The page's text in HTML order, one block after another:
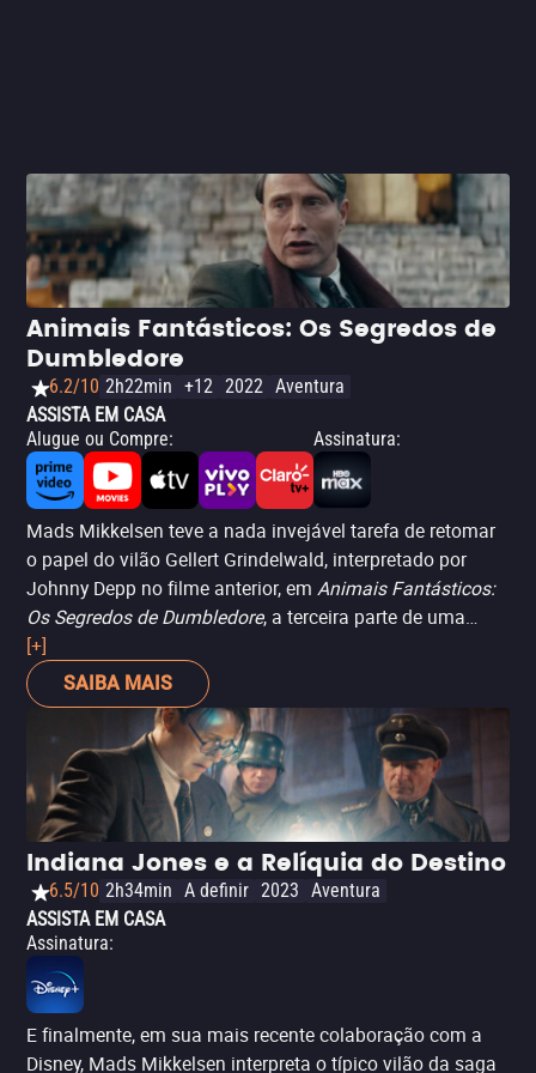
Animais Fantásticos: Os Segredos de
Dumbledore
6.2/10 2h22min +12 2022 Aventura
ASSISTA EM CASA
Alugue ou Compre: Assinatura:
Mads Mikkelsen teve a nada invejável tarefa de retomar
o papel do vilão Gellert Grindelwald, interpretado por
Johnny Depp no filme anterior, em Animais Fantásticos:
Os Segredos de Dumbledore, a terceira parte de uma
franquia cada vez menos rentável e repleta de polêmicas
(como as posturas de sua criadora, J.K. Rowling, o
escandaloso divórcio de Depp e o comportamento
problemático de Ezra Miller, outro de seus protagonistas).
Mikkelsen tem que se esforçar pouco para dotar de frieza
o personagem, mas o roteiro confuso e as polêmicas do
filme fazem deste um de seus papéis menos resgatáveis.
[+]
SAIBA MAIS
Indiana Jones e a Relíquia do Destino
6.5/10 2h34min A definir 2023 Aventura
ASSISTA EM CASA
Assinatura:
E finalmente, em sua mais recente colaboração com a
Disney, Mads Mikkelsen interpreta o típico vilão da saga